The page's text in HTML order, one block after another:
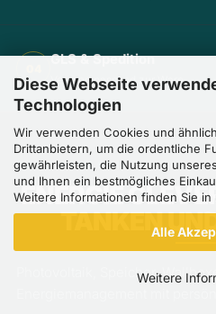
Diese Webseite
Technologien
Wir verwenden Cookies und
Drittanbietern, um die ordentliche
gewährleisten, die Nutzung
und Ihnen ein bestmögliches
Weitere Informationen finden Sie in
Alle
Weitere
GLS & Spedition
Versand passend zur Ware
SAVE WITH SUN
ENERGIE
TANKEN
Photovoltaik, Speicher,